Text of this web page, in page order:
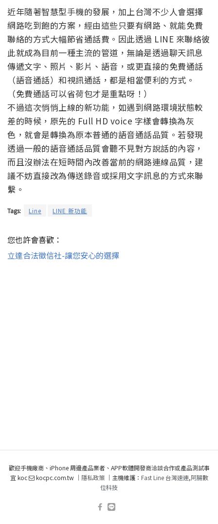
近年隨著智慧型手機的發展，加上台灣不少人會選擇
網路吃到飽的方案，經由這些只要有網路、就能免費
聯絡的方式大幅節省通話費。因此透過 LINE 來聯絡彼
此就成為目前一種主流的管道，無論是透過聊天訊息
傳遞文字、照片、影片、語音，或更直接的免費通話
（語音通話）和視訊通話，都是相當便利的方式。
（免費通話可以省荷包才是重點呀！）
不過這次悄悄上線的新功能，如遇到網路環境狀態較
差的時候，原先的 Full HD voice 字樣會轉換為灰
色，就會是轉換為原本普通的語音通話品質。若發現
透過一般的語音通話品質會聽不見對方說話的內容，
而且沒辦法在短時間內改善當前的網路連線品質，建
議不妨直接改為傳送錄音或採用文字訊息的方式來聯
繫。
Tags: Line LINE 新功能
您也許會喜歡：
立達合法徵信社-讓您安心的選擇
歡迎手機廠商、iPhone 周邊產品業者、APP軟體開發商洽談合作或產品測試事
宜 koc
kocpc.com.tw ｜ 隱私政策｜主機維護： Fast Line 台灣速連,阿腸數
位科技